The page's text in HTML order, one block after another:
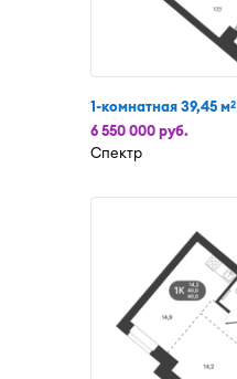
1-комнатная 39,45 м2
6 550 000 руб.
Спектр